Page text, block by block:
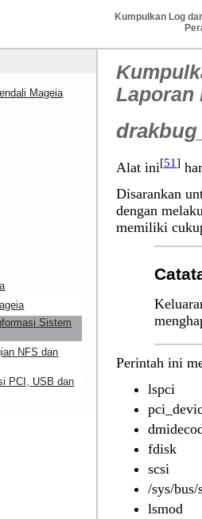
Kumpulkan Log
Laporan
Alat ini[51]
Disarankan
dengan
memiliki
Perintah ini
lspci
fdisk
scsi
/sys/bus/
lsmod
Mageia
Sistem
NFS dan
PCI, USB dan